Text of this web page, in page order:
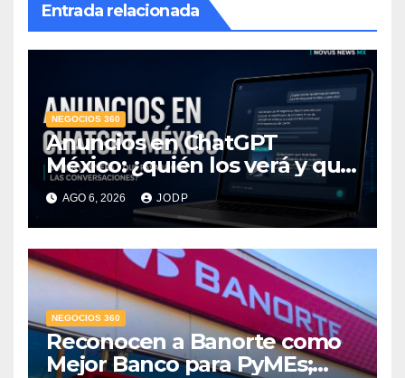
Entrada relacionada
NEGOCIOS 360
Anuncios en ChatGPT
México: ¿quién los verá y qué
pasará con las
conversaciones?
AGO 6, 2026 JODP
NEGOCIOS 360
Reconocen a Banorte como
Mejor Banco para PyMEs;